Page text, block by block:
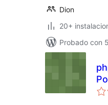
Dion
20+
Probado con